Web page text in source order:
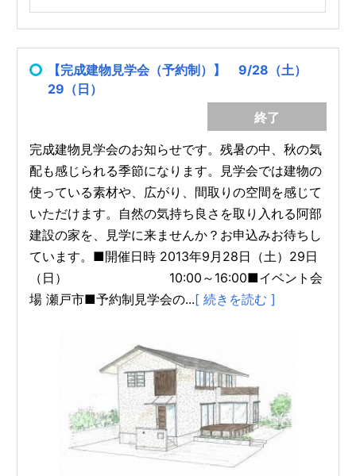
【完成建物見学会（予約制）】 9/28（土）
29（日）
終了
完成建物見学会のお知らせです。残暑の中、秋の気
配も感じられる季節になります。見学会では建物の
使っている素材や、広がり、間取りの空間を感じて
いただけます。自然の気持ち良さを取り入れる阿部
建設の家を、見学に来ませんか？お申込みお待ちし
ています。■開催日時 2013年9月28日（土）29日
（日） 10:00～16:00■イベント会
場 瀬戸市■予約制見学会の...[ 続きを読む ]